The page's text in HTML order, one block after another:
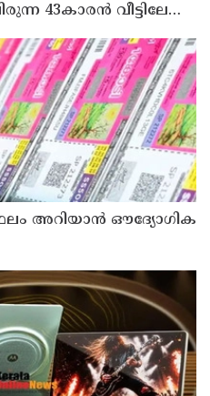
43കാരൻ വീട്ടിലേക്ക്
അറിയാൻ ഔദ്യോഗിക